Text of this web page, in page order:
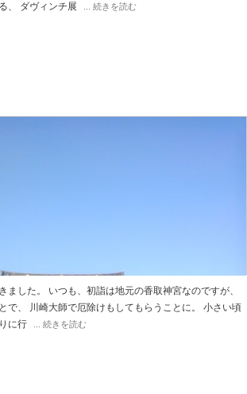
、 ダヴィンチ展
... 続きを読む
ました。 いつも、初詣は地元の香取神宮なのですが、
で、 川崎大師で厄除けもしてもらうことに。 小さい頃
に行
... 続きを読む